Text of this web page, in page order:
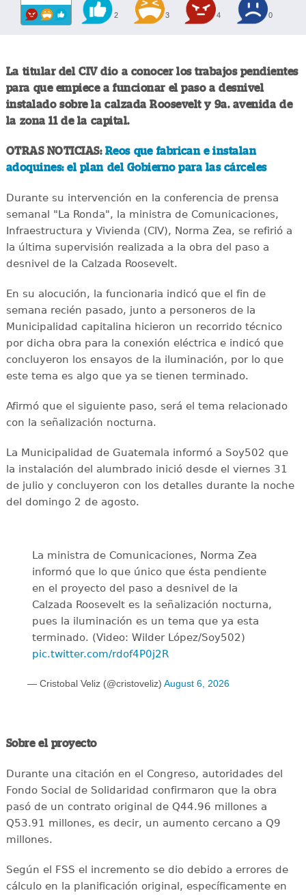
2 3 4 0
La titular del CIV dio a conocer los trabajos pendientes
para que empiece a funcionar el paso a desnivel
instalado sobre la calzada Roosevelt y 9a. avenida de
la zona 11 de la capital.
OTRAS NOTICIAS: Reos que fabrican e instalan
adoquines: el plan del Gobierno para las cárceles
Durante su intervención en la conferencia de prensa
semanal "La Ronda", la ministra de Comunicaciones,
Infraestructura y Vivienda (CIV), Norma Zea, se refirió a
la última supervisión realizada a la obra del paso a
desnivel de la Calzada Roosevelt.
En su alocución, la funcionaria indicó que el fin de
semana recién pasado, junto a personeros de la
Municipalidad capitalina hicieron un recorrido técnico
por dicha obra para la conexión eléctrica e indicó que
concluyeron los ensayos de la iluminación, por lo que
este tema es algo que ya se tienen terminado.
Afirmó que el siguiente paso, será el tema relacionado
con la señalización nocturna.
La Municipalidad de Guatemala informó a Soy502 que
la instalación del alumbrado inició desde el viernes 31
de julio y concluyeron con los detalles durante la noche
del domingo 2 de agosto.
La ministra de Comunicaciones, Norma Zea
informó que lo que único que ésta pendiente
en el proyecto del paso a desnivel de la
Calzada Roosevelt es la señalización nocturna,
pues la iluminación es un tema que ya esta
terminado. (Video: Wilder López/Soy502)
pic.twitter.com/rdof4P0j2R
— Cristobal Veliz (@cristoveliz) August 6, 2026
Sobre el proyecto
Durante una citación en el Congreso, autoridades del
Fondo Social de Solidaridad confirmaron que la obra
pasó de un contrato original de Q44.96 millones a
Q53.91 millones, es decir, un aumento cercano a Q9
millones.
Según el FSS el incremento se dio debido a errores de
cálculo en la planificación original, específicamente en